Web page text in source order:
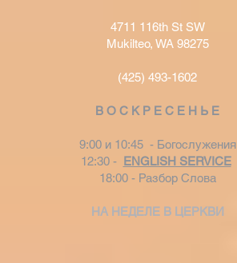
4711 116th St SW
Mukilteo, WA 98275
(425) 493-1602
В О С К Р Е С Е Н Ь Е
9:00 и 10:45 - Богослужения
12:30 - ENGLISH SERVICE
18:00 - Разбор Слова
НА НЕДЕЛЕ В ЦЕРКВИ